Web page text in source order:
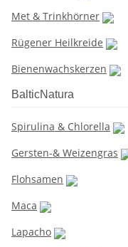
Met & Trinkhörner
Rügener Heilkreide
Bienenwachskerzen
BalticNatura
Spirulina & Chlorella
Gersten-& Weizengras
Flohsamen
Maca
Lapacho